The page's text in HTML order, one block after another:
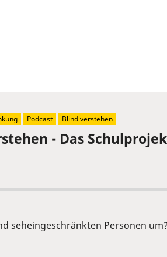
- Das
Personen
Podcast Blind verstehen